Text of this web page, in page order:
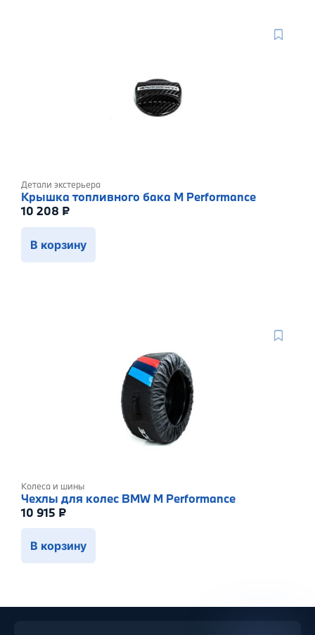
Детали экстерьера
Крышка топливного бака M Performance
10 208 ₽
В корзину
Колеса и шины
Чехлы для колес BMW M Performance
10 915 ₽
В корзину